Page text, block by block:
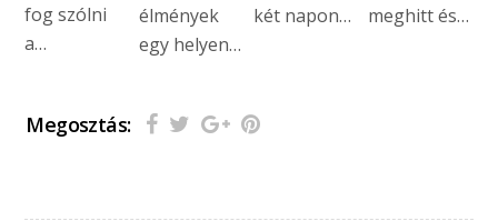
fog szólni
a…
élmények
egy helyen…
két napon…
meghitt és…
Megosztás: